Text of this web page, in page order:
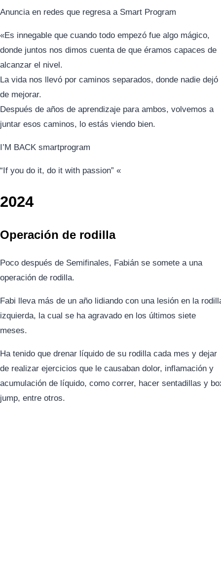
Anuncia en redes que regresa a Smart Program
«Es innegable que cuando todo empezó fue algo mágico,
donde juntos nos dimos cuenta de que éramos capaces de
alcanzar el nivel.
La vida nos llevó por caminos separados, donde nadie dejó
de mejorar.
Después de años de aprendizaje para ambos, volvemos a
juntar esos caminos, lo estás viendo bien.
I’M BACK smartprogram
“If you do it, do it with passion” «
2024
Operación de rodilla
Poco después de Semifinales, Fabián se somete a una
operación de rodilla.
Fabi lleva más de un año lidiando con una lesión en la
izquierda, la cual se ha agravado en los últimos siete
meses.
Ha tenido que drenar líquido de su rodilla cada mes y dejar
de realizar ejercicios que le causaban dolor, inflamación y
acumulación de líquido, como correr, hacer sentadillas y
jump, entre otros.